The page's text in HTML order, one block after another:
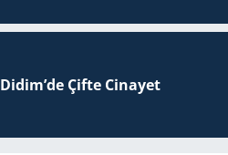
Didim’de Çifte Ci­na­yet